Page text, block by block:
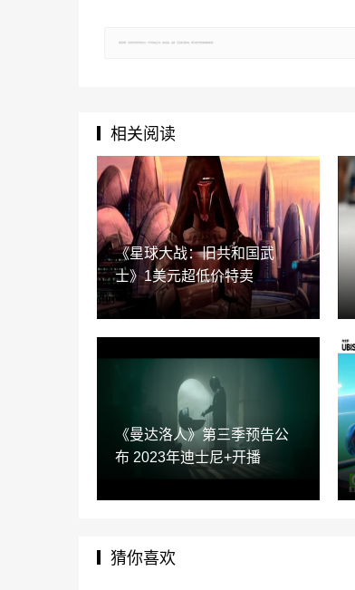
相关阅读
《星球大战：旧共和国武
士》1美元超低价特卖
《曼达洛人》第三季预告公
布 2023年迪士尼+开播
猜你喜欢